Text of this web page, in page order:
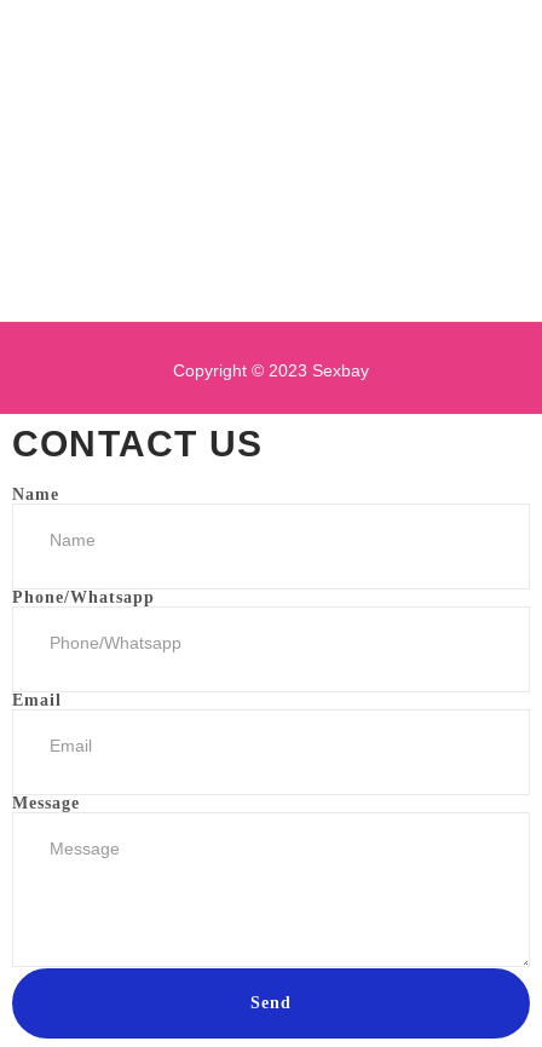
Copyright © 2023 Sexbay
CONTACT US
Name
Phone/Whatsapp
Email
Message
Send